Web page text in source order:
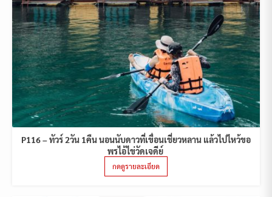
P116 – ทัวร์ 2วัน 1คืน นอนนับดาวที่เขื่อนเชี่ยวหลาน แล้วไปไหว้ขอ
พรไอ้ไข่วัดเจดีย์
กดดูรายละเอียด